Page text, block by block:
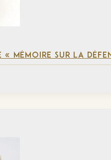
« MÉMOIRE SUR LA